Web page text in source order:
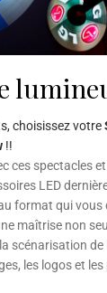
choisissez votre
!!
ces spectacles
LED
format qui vous
maîtrise non
scénarisation
les logos et